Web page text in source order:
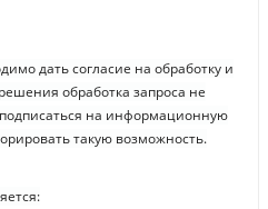
дать согласие на обработку и
обработка запроса не
на информационную
такую возможность.